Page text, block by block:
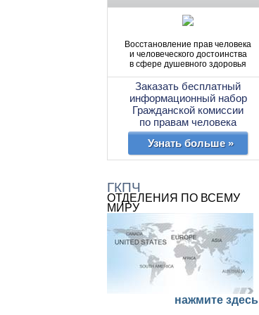
Восстановление прав человека
и человеческого достоинства
в сфере душевного здоровья
Заказать бесплатный
информационный набор
Гражданской комиссии
по правам человека
Узнать больше »
ГКПЧ
ОТДЕЛЕНИЯ ПО ВСЕМУ
МИРУ
нажмите здесь